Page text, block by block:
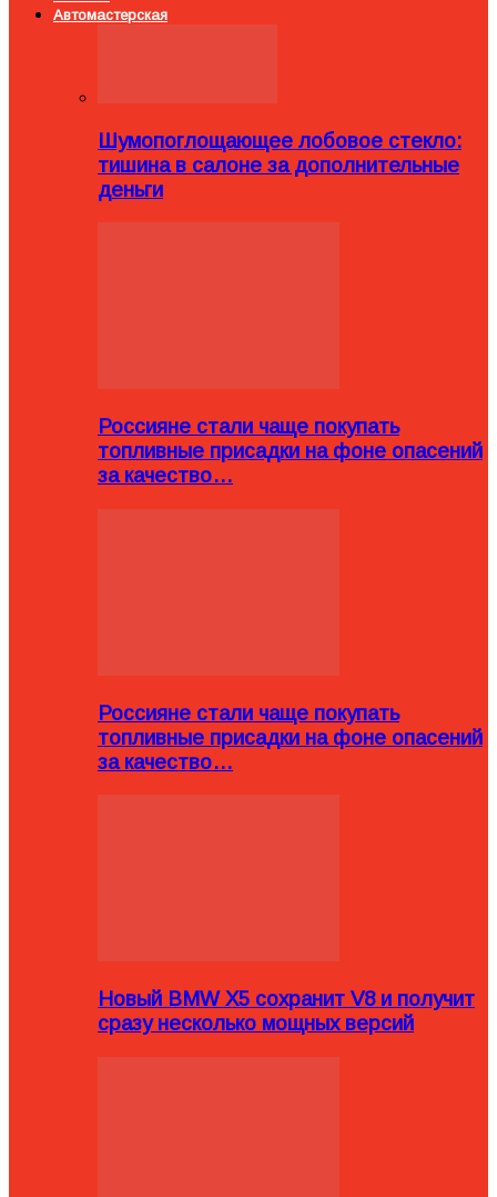
Автомастерская
Шумопоглощающее лобовое стекло:
тишина в салоне за дополнительные
деньги
Россияне стали чаще покупать
топливные присадки на фоне опасений
за качество…
Россияне стали чаще покупать
топливные присадки на фоне опасений
за качество…
Новый BMW X5 сохранит V8 и получит
сразу несколько мощных версий